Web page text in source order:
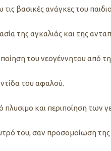
βασικές ανάγκες του
της αγκαλιάς και της
του νεογέννητου από
του αφαλού.
πλυσιμο και περιποίηση των
του, σαν προσομοίωση της